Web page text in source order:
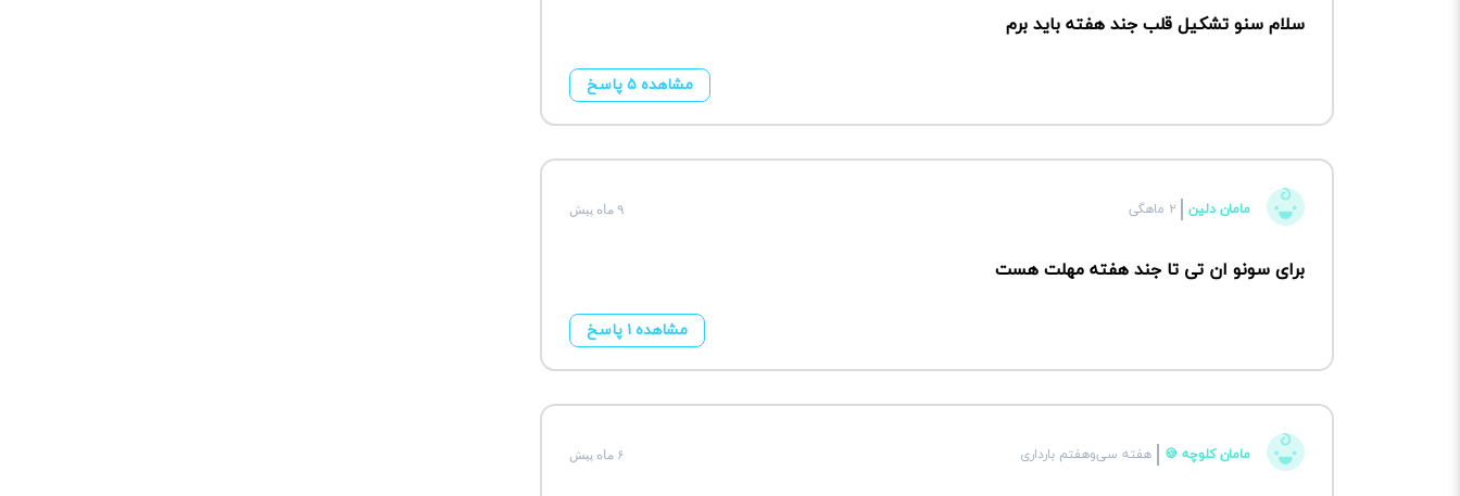
سلام سنو تشکیل قلب جند هفته باید برم
مشاهده ۵ پاسخ
مامان دلین ۲ ماهگی ۹ ماه پیش
برای سونو ان تی تا جند هفته مهلت هست
مشاهده ۱ پاسخ
مامان کلوچه 🍪 هفته سی‌وهفتم بارداری ۶ ماه پیش